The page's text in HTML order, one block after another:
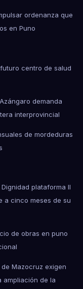
ordenanza que
en Puno
centro de salud
demanda
interprovincial
de mordeduras
plataforma II
a cinco meses de su
de obras en puno
Mazocruz exigen
ampliación de la